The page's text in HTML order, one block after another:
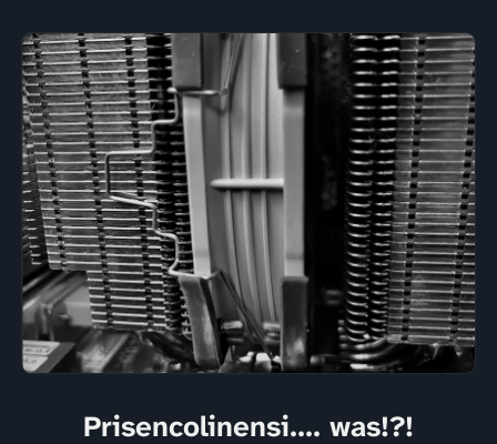
Prisencolinensi.... was!?!